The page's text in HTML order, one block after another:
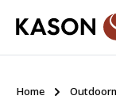
Zum Hauptinhalt
Home